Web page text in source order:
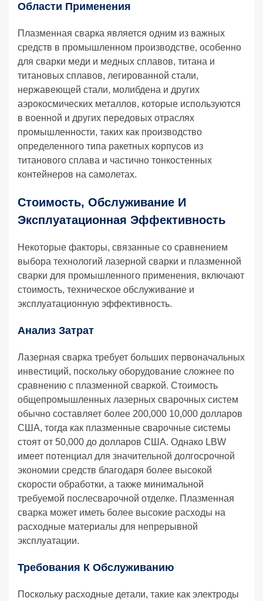
Области Применения
Плазменная сварка является одним из важных
средств в промышленном производстве, особенно
для сварки меди и медных сплавов, титана и
титановых сплавов, легированной стали,
нержавеющей стали, молибдена и других
аэрокосмических металлов, которые используются
в военной и других передовых отраслях
промышленности, таких как производство
определенного типа ракетных корпусов из
титанового сплава и частично тонкостенных
контейнеров на самолетах.
Стоимость, Обслуживание И
Эксплуатационная Эффективность
Некоторые факторы, связанные со сравнением
выбора технологий лазерной сварки и плазменной
сварки для промышленного применения, включают
стоимость, техническое обслуживание и
эксплуатационную эффективность.
Анализ Затрат
Лазерная сварка требует больших первоначальных
инвестиций, поскольку оборудование сложнее по
сравнению с плазменной сваркой. Стоимость
общепромышленных лазерных сварочных систем
обычно составляет более 200,000 10,000 долларов
США, тогда как плазменные сварочные системы
стоят от 50,000 до долларов США. Однако LBW
имеет потенциал для значительной долгосрочной
экономии средств благодаря более высокой
скорости обработки, а также минимальной
требуемой послесварочной отделке. Плазменная
сварка может иметь более высокие расходы на
расходные материалы для непрерывной
эксплуатации.
Требования К Обслуживанию
Поскольку расходные детали, такие как электроды